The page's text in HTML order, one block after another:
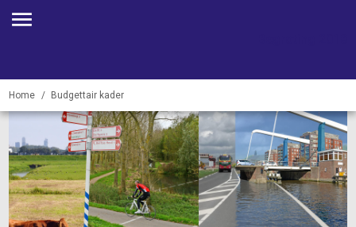
Home Budgettair kader